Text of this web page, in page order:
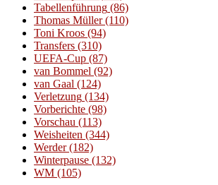
Tabellenführung (86)
Thomas Müller(110)
Toni Kroos (94)
Transfers (310)
UEFA-Cup (87)
van Bommel (92)
van Gaal (124)
Verletzung (134)
Vorberichte (98)
Vorschau (113)
Weisheiten (344)
Werder(182)
Winterpause (132)
WM (105)